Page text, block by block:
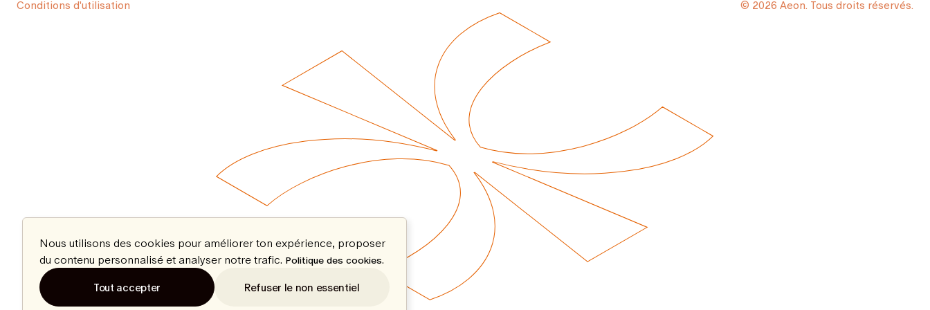
Conditions d'utilisation © 2026 Aeon. Tous droits réservés.
Nous utilisons des cookies pour améliorer ton expérience, proposer
du contenu personnalisé et analyser notre trafic. Politique des cookies.
Tout accepter Refuser le non essentiel